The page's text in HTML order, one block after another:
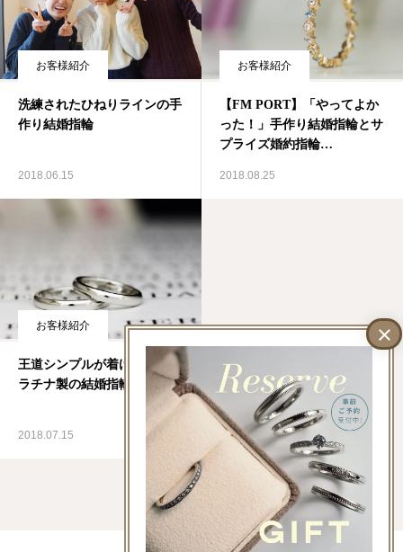
お客様紹介
洗練されたひねりラインの手
作り結婚指輪
2018.06.15
お客様紹介
【FM PORT】「やってよか
った！」手作り結婚指輪とサ
プライズ婚約指輪
2018.08.25
お客様紹介
王道シンプルが着けやすいプ
ラチナ製の結婚指輪
2018.07.15